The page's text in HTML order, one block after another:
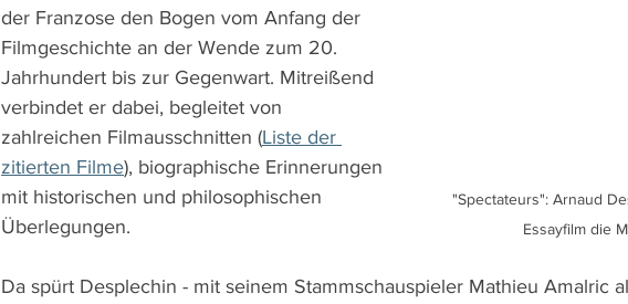
"Spectateurs": Arnaud
Essayfilm die
der Franzose den Bogen vom Anfang der
Filmgeschichte an der Wende zum 20.
Jahrhundert bis zur Gegenwart. Mitreißend
verbindet er dabei, begleitet von
zahlreichen Filmausschnitten (Liste der
zitierten Filme), biographische Erinnerungen
mit historischen und philosophischen
Überlegungen.
Da spürt Desplechin - mit seinem Stammschauspieler Mathieu Amalric